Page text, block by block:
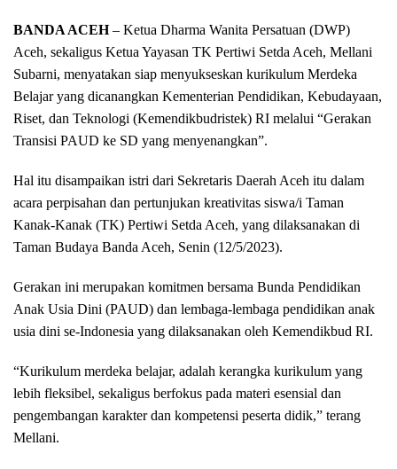
BANDA ACEH– Ketua Dharma Wanita Persatuan (DWP)
Aceh, sekaligus Ketua Yayasan TK Pertiwi Setda Aceh, Mellani
Subarni, menyatakan siap menyukseskan kurikulum Merdeka
Belajar yang dicanangkan Kementerian Pendidikan, Kebudayaan,
Riset, dan Teknologi (Kemendikbudristek) RI melalui “Gerakan
Transisi PAUD ke SD yang menyenangkan”.
Hal itu disampaikan istri dari Sekretaris Daerah Aceh itu dalam
acara perpisahan dan pertunjukan kreativitas siswa/i Taman
Kanak-Kanak (TK) Pertiwi Setda Aceh, yang dilaksanakan di
Taman Budaya Banda Aceh, Senin (12/5/2023).
Gerakan ini merupakan komitmen bersama Bunda Pendidikan
Anak Usia Dini (PAUD) dan lembaga-lembaga pendidikan anak
usia dini se-Indonesia yang dilaksanakan oleh Kemendikbud RI.
“Kurikulum merdeka belajar, adalah kerangka kurikulum yang
lebih fleksibel, sekaligus berfokus pada materi esensial dan
pengembangan karakter dan kompetensi peserta didik,” terang
Mellani.